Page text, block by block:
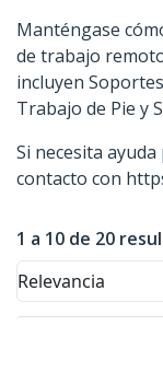
Manténgase
de trabajo
incluyen
Trabajo de Pie y
Si necesita
contacto con
1 a 10 de 20
Relevancia